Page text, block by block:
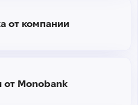
от компании
от Monobank